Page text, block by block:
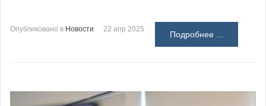
Опубликовано в Новости 22 апр 2025
Подробнее ...